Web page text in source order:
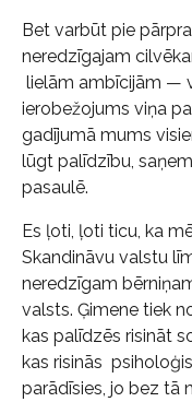
Bet varbūt pie
neredzīgajam
lielām ambīcijām —
ierobežojums viņa
gadījumā mums
lūgt palīdzību,
pasaulē.
Es ļoti, ļoti ticu, ka
Skandināvu valstu
neredzīgam
valsts. Ģimene tiek
kas palīdzēs risināt
kas risinās
parādīsies, jo bez tā